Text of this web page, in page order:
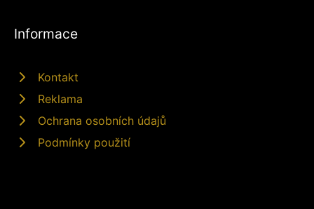
Informace
Kontakt
Reklama
Ochrana osobních údajů
Podmínky použití